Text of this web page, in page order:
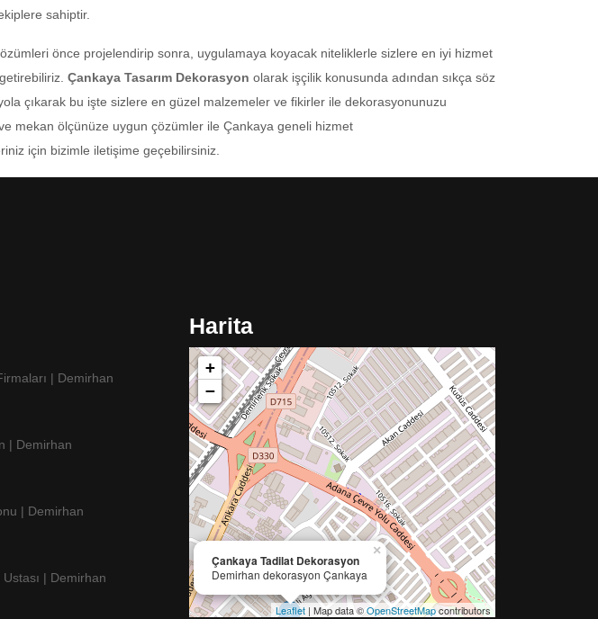
sahiptir.
önce projelendirip sonra, uygulamaya koyacak niteliklerle sizlere en iyi hizmet
Çankaya Tasarım Dekorasyon olarak işçilik konusunda adından sıkça söz
çıkarak bu işte sizlere en güzel malzemeler ve fikirler ile dekorasyonunuzu
mekan ölçünüze uygun çözümler ile Çankaya geneli hizmet
için bizimle iletişime geçebilirsiniz.
| Demirhan
| Demirhan
| Demirhan
| Demirhan
Harita
Çankaya Tadilat Dekorasyon
Demirhan dekorasyon Çankaya
×
+
−
Leaflet | Map data ©OpenStreetMapcontributors